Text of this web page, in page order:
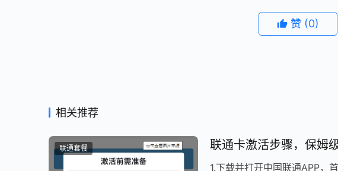
赞 (0)
相关推荐
联通套餐 联通卡激活步骤，保姆
1.下载并打开中国联通APP，